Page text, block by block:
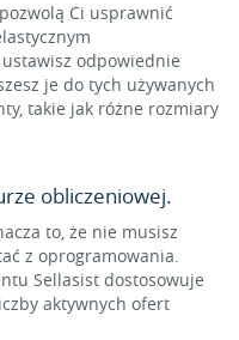
Ci usprawnić
odpowiednie
je do tych używanych
takie jak różne rozmiary
obliczeniowej.
to, że nie musisz
z oprogramowania.
Sellasist dostosowuje
aktywnych ofert